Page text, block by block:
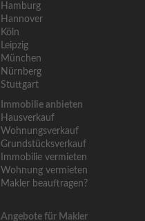
Hamburg
Hannover
Köln
Leipzig
München
Nürnberg
Stuttgart
Immobilie anbieten
Hausverkauf
Wohnungsverkauf
Grundstücksverkauf
Immobilie vermieten
Wohnung vermieten
Makler beauftragen?
Angebote für Makler